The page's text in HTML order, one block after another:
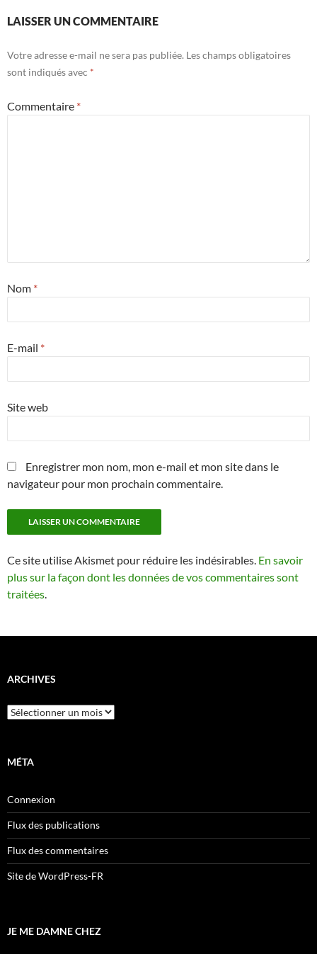
LAISSER UN COMMENTAIRE
Votre adresse e-mail ne sera pas publiée. Les champs obligatoires
sont indiqués avec *
Commentaire *
Nom *
E-mail *
Site web
Enregistrer mon nom, mon e-mail et mon site dans le
navigateur pour mon prochain commentaire.
Ce site utilise Akismet pour réduire les indésirables. En savoir
plus sur la façon dont les données de vos commentaires sont
traitées.
ARCHIVES
Archives
MÉTA
Connexion
Flux des publications
Flux des commentaires
Site de WordPress-FR
JE ME DAMNE CHEZ